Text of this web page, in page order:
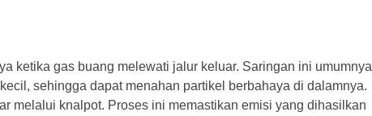
ketika gas buang melewati jalur keluar. Saringan ini umumnya
sehingga dapat menahan partikel berbahaya di dalamnya.
melalui knalpot. Proses ini memastikan emisi yang dihasilkan